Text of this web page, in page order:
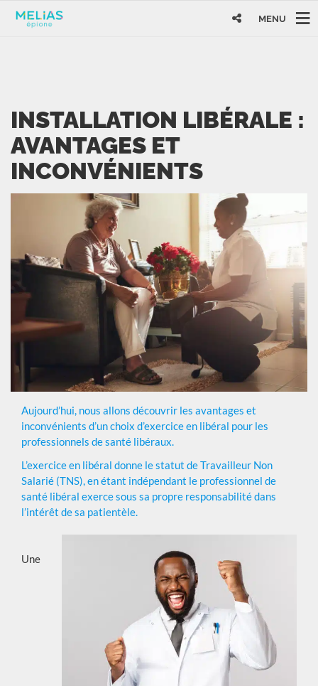
MENU
INSTALLATION LIBÉRALE :
AVANTAGES ET
INCONVÉNIENTS
Aujourd’hui, nous allons découvrir les avantages et
inconvénients d’un choix d’exercice en libéral pour les
professionnels de santé libéraux.
L’exercice en libéral donne le statut de Travailleur Non
Salarié (TNS), en étant indépendant le professionnel de
santé libéral exerce sous sa propre responsabilité dans
l’intérêt de sa patientèle.
Une